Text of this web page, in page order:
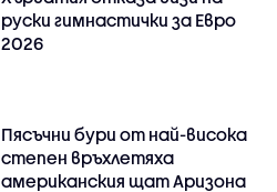
руски гимнастички за Евро
2026
Пясъчни бури от най-висока
степен връхлетяха
американския щат Аризона